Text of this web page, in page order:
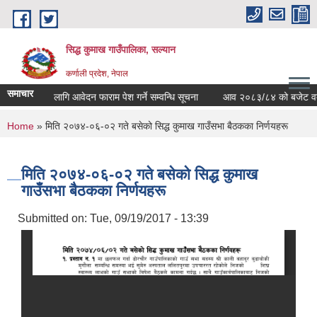
Skip to main content
सिद्ध कुमाख गाउँपालिका, सल्यान
कर्णाली प्रदेश, नेपाल
समाचार लागि आवेदन फाराम पेश गर्ने सम्वन्धि सूचना आव २०८३/८४ को बजेट
You are here
Home » मिति २०७४-०६-०२ गते बसेको सिद्ध कुमाख गाउँसभा बैठकका निर्णयहरू
मिति २०७४-०६-०२ गते बसेको सिद्ध कुमाख
गाउँसभा बैठकका निर्णयहरू
Submitted on: Tue, 09/19/2017 - 13:39